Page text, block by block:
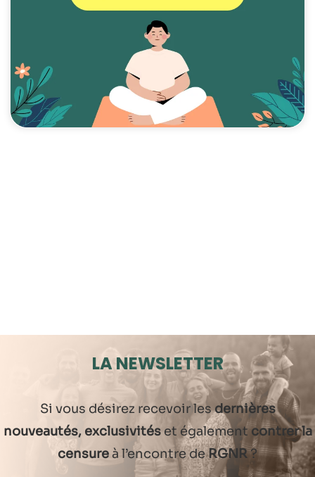
LA NEWSLETTER
Si vous désirez recevoir lesdernières
nouveautés, exclusivitéset également contrer la
censureà l’encontre deRGNR?